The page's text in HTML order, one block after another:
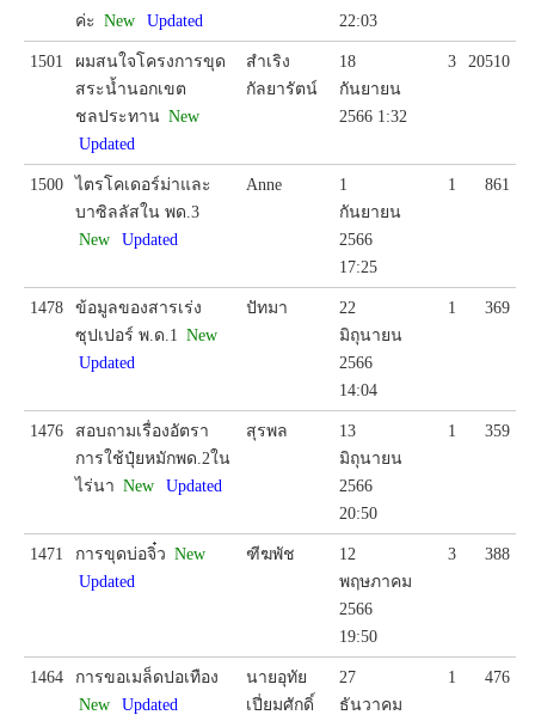
ค่ะ New Updated
22:03
1501
ผมสนใจโครงการขุด
สระน้ำนอกเขต
ชลประทาน New
Updated
สำเริง
กัลยารัตน์
18
กันยายน
2566 1:32
3 20510
1500
ไตรโคเดอร์ม่าและ
บาซิลลัสใน พด.3
New
Updated
Anne
1
กันยายน
2566
17:25
1 861
1478
ข้อมูลของสารเร่ง
ซุปเปอร์ พ.ด.1 New
Updated
ปัทมา
22
มิถุนายน
2566
14:04
1 369
1476
สอบถามเรื่องอัตรา
การใช้ปุ๋ยหมักพด.2ใน
ไร่นา New Updated
สุรพล
13
มิถุนายน
2566
20:50
1 359
1471 การขุดบ่อจิ๋ว New
Updated
ฑีฆพัช
12
พฤษภาคม
2566
19:50
3 388
1464
การขอเมล็ดปอเทือง
New
Updated
นายอุทัย
เปี่ยมศักดิ์
27
ธันวาคม
1 476